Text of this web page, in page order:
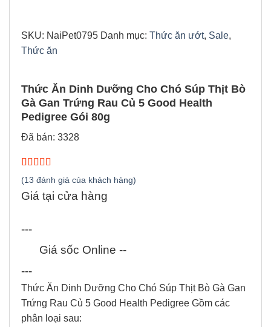
SKU: NaiPet0795 Danh mục: Thức ăn ướt, Sale,
Thức ăn
Thức Ăn Dinh Dưỡng Cho Chó Súp Thịt Bò
Gà Gan Trứng Rau Củ 5 Good Health
Pedigree Gói 80g
Đã bán: 3328
5.00trên 5
dựa trên
13
đánh giá
(13 đánh giá của khách hàng)
Giá tại cửa hàng
---
Giá sốc Online --
---
Thức Ăn Dinh Dưỡng Cho Chó Súp Thịt Bò Gà Gan
Trứng Rau Củ 5 Good Health Pedigree Gồm các
phân loại sau: